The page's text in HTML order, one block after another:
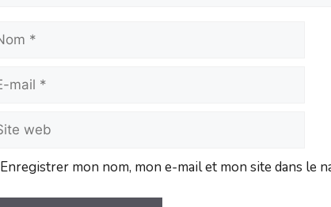
Enregistrer mon nom, mon e-mail et mon site dans le